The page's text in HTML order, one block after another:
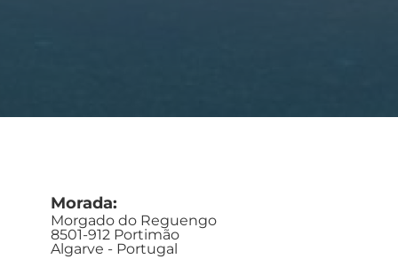
Morada:
Morgado do Reguengo
8501-912 Portimão
Algarve - Portugal